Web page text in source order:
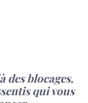
des blocages,
qui vous